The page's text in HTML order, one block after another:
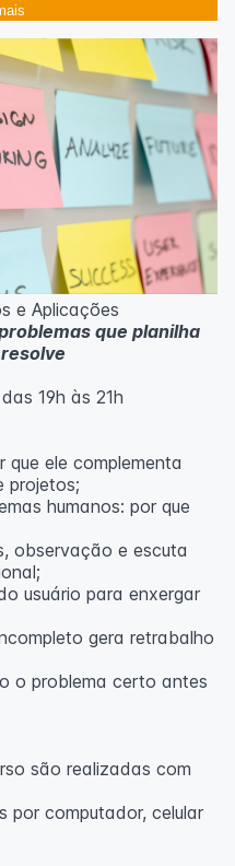
e Aplicações
que planilha
19h às 21h
que ele complementa
projetos;
humanos: por que
observação e escuta
usuário para enxergar
gera retrabalho
o problema certo antes
são realizadas com
por computador, celular